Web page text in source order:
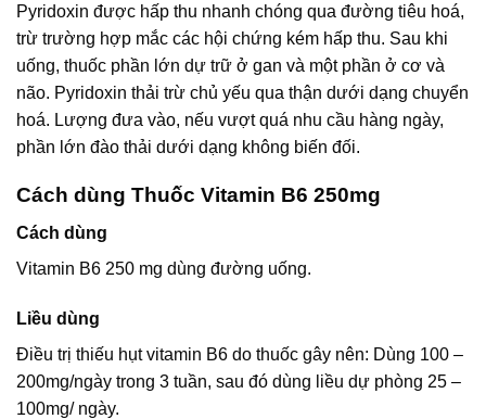
Pyridoxin được hấp thu nhanh chóng qua đường tiêu hoá,
trừ trường hợp mắc các hội chứng kém hấp thu. Sau khi
uống, thuốc phần lớn dự trữ ở gan và một phần ở cơ và
não. Pyridoxin thải trừ chủ yếu qua thận dưới dạng chuyển
hoá. Lượng đưa vào, nếu vượt quá nhu cầu hàng ngày,
phần lớn đào thải dưới dạng không biến đối.
Cách dùng Thuốc Vitamin B6 250mg
Cách dùng
Vitamin B6 250 mg dùng đường uống.
Liều dùng
Điều trị thiếu hụt vitamin B6 do thuốc gây nên: Dùng 100 –
200mg/ngày trong 3 tuần, sau đó dùng liều dự phòng 25 –
100mg/ ngày.